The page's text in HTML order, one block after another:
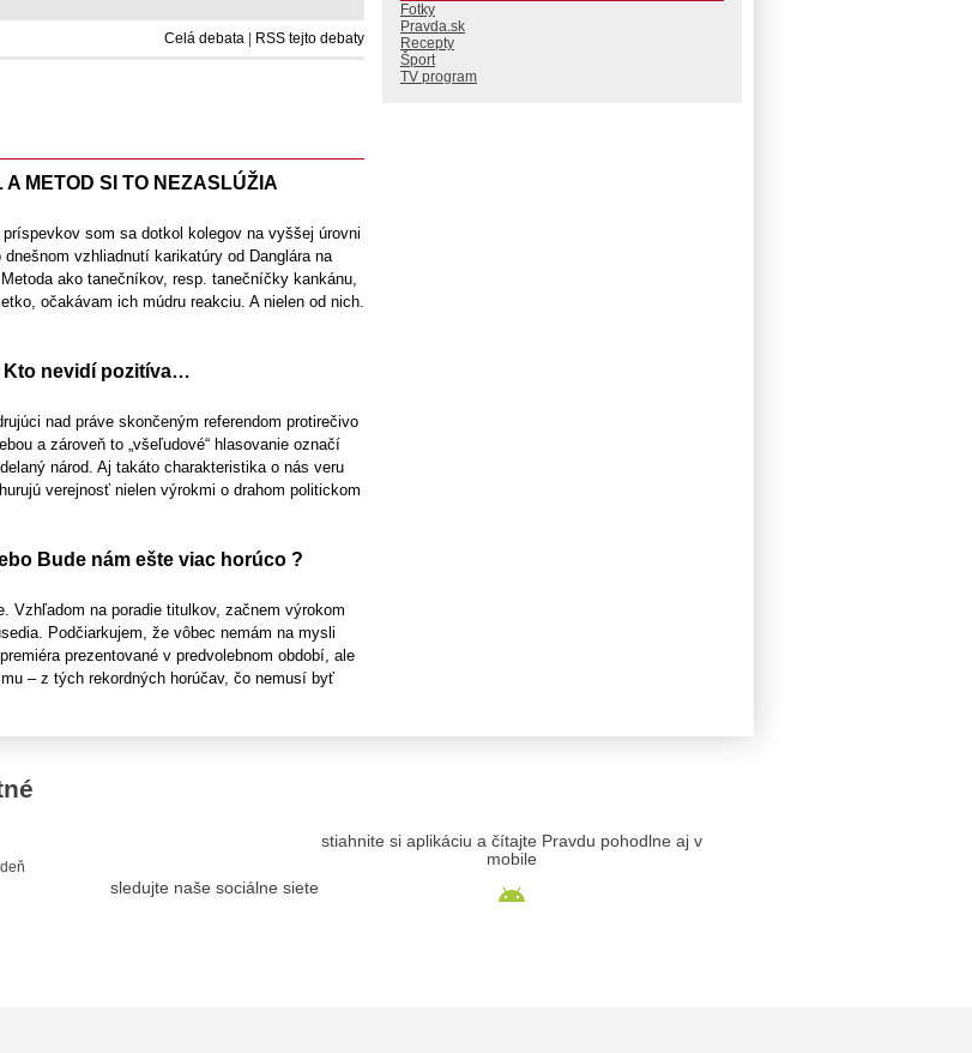
Celá debata | RSS tejto debaty
METOD SI TO NEZASLÚŽIA
som sa dotkol kolegov na vyššej úrovni
vzhliadnutí karikatúry od Danglára na
ako tanečníkov, resp. tanečníčky kankánu,
očakávam ich múdru reakciu. A nielen od nich.
Kto nevidí pozitíva…
nad práve skončeným referendom protirečivo
a zároveň to „všeľudové“ hlasovanie označí
národ. Aj takáto charakteristika o nás veru
verejnosť nielen výrokmi o drahom politickom
Bude nám ešte viac horúco ?
Vzhľadom na poradie titulkov, začnem výrokom
Podčiarkujem, že vôbec nemám na mysli
prezentované v predvolebnom období, ale
– z tých rekordných horúčav, čo nemusí byť
Fotky
Pravda.sk
Recepty
Šport
TV program
sledujte naše sociálne siete
stiahnite si aplikáciu a čítajte Pravdu pohodlne aj v
mobile